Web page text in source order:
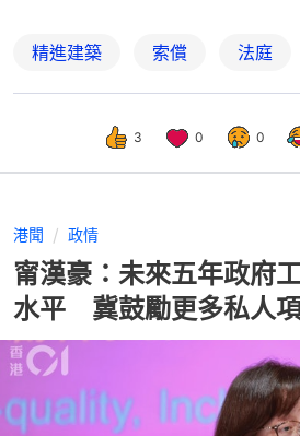
精進建築 索償 法庭
3 0 0
港聞 政情
甯漢豪：未來五年政府
水平 冀鼓勵更多私人